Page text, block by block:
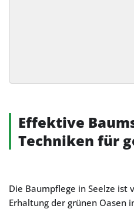
Alternative:
Effektive
Techniken für
Die Baumpflege in Seelze ist
Erhaltung der grünen Oasen